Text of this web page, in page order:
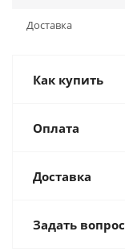
Доставка
Как купить
Оплата
Доставка
Задать вопрос